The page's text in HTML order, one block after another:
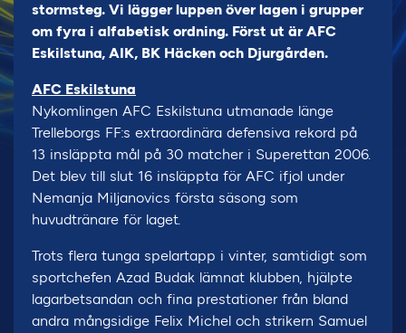
stormsteg. Vi lägger luppen över lagen i grupper
om fyra i alfabetisk ordning. Först ut är AFC
Eskilstuna, AIK, BK Häcken och Djurgården.
AFC Eskilstuna
Nykomlingen AFC Eskilstuna utmanade länge
Trelleborgs FF:s extraordinära defensiva rekord på
13 insläppta mål på 30 matcher i Superettan 2006.
Det blev till slut 16 insläppta för AFC ifjol under
Nemanja Miljanovics första säsong som
huvudtränare för laget.
Trots flera tunga spelartapp i vinter, samtidigt som
sportchefen Azad Budak lämnat klubben, hjälpte
lagarbetsandan och fina prestationer från bland
andra mångsidige Felix Michel och strikern Samuel